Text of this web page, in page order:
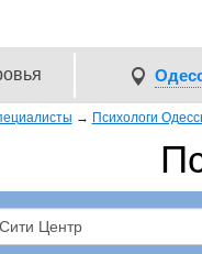
→ Психологи